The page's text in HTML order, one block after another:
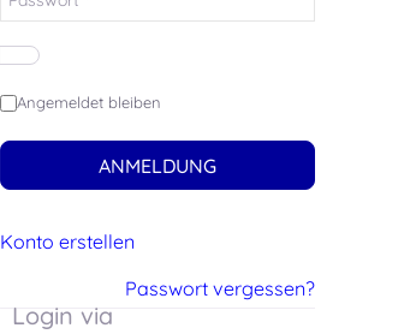
Angemeldet bleiben
ANMELDUNG
Konto erstellen
Passwort vergessen?
Login via